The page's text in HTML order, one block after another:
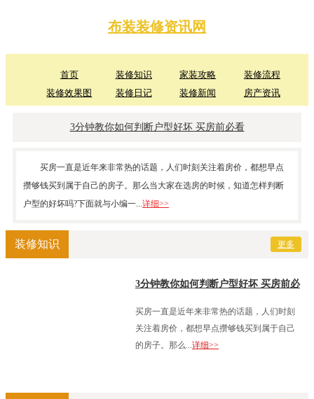
布装装修资讯网
首页 装修知识 家装攻略
装修流程
装修效果图
装修日记 装修新闻 房产资讯
3分钟教你如何判断户型好坏 买房前必看
买房一直是近年来非常热的话题，人们时刻关注着房价，都想早点
攒够钱买到属于自己的房子。那么当大家在选房的时候，知道怎样判断
户型的好坏吗?下面就与小编一... 详细>>
装修知识 更多
3分钟教你如何判断户型好坏 买房前必
买房一直是近年来非常热的话题，人们时刻
关注着房价，都想早点攒够钱买到属于自己
的房子。那么... 详细>>